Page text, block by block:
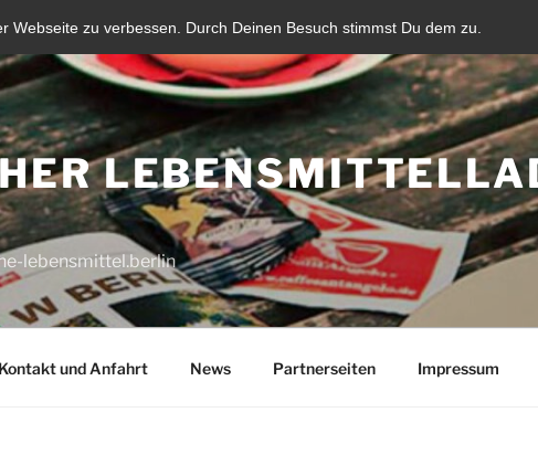
zu verbessen. Durch Deinen Besuch stimmst Du dem zu.
lebensmittel.berlin
Kontakt und Anfahrt News Partnerseiten Impressum